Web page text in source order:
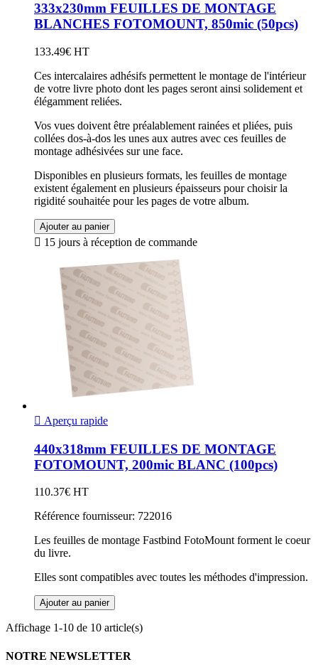
333x230mm FEUILLES DE MONTAGE
BLANCHES FOTOMOUNT, 850mic (50pcs)
133.49€ HT
Ces intercalaires adhésifs permettent le montage de l'intérieur
de votre livre photo dont les pages seront ainsi solidement et
élégamment reliées.
Vos vues doivent être préalablement rainées et pliées, puis
collées dos-à-dos les unes aux autres avec ces feuilles de
montage adhésivées sur une face.
Disponibles en plusieurs formats, les feuilles de montage
existent également en plusieurs épaisseurs pour choisir la
rigidité souhaitée pour les pages de votre album.
Ajouter au panier
 15 jours à réception de commande
 Aperçu rapide
440x318mm FEUILLES DE MONTAGE
FOTOMOUNT, 200mic BLANC (100pcs)
110.37€ HT
Référence fournisseur: 722016
Les feuilles de montage Fastbind FotoMount forment le coeur
du livre.
Elles sont compatibles avec toutes les méthodes d'impression.
Ajouter au panier
Affichage 1-10 de 10 article(s)
NOTRE NEWSLETTER